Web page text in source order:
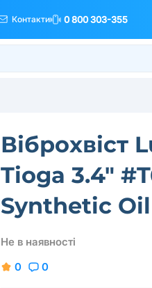
Контакти 0 800 303-355
Віброхвіст
Tioga 3.4"
Synthetic Oil
Не в наявності
0 0